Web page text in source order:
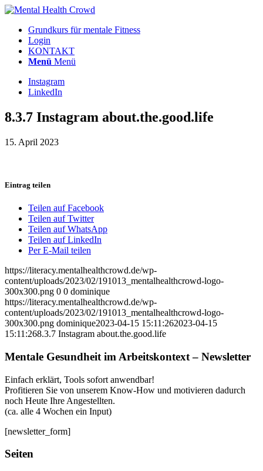
Grundkurs für mentale Fitness
Login
KONTAKT
Menü Menü
Instagram
LinkedIn
8.3.7 Instagram about.the.good.life
15. April 2023
Eintrag teilen
Teilen auf Facebook
Teilen auf Twitter
Teilen auf WhatsApp
Teilen auf LinkedIn
Per E-Mail teilen
https://literacy.mentalhealthcrowd.de/wp-
content/uploads/2023/02/191013_mentalhealthcrowd-logo-
300x300.png 0 0 dominique
https://literacy.mentalhealthcrowd.de/wp-
content/uploads/2023/02/191013_mentalhealthcrowd-logo-
300x300.png dominique2023-04-15 15:11:262023-04-15
15:11:268.3.7 Instagram about.the.good.life
Mentale Gesundheit im Arbeitskontext – Newsletter
Einfach erklärt, Tools sofort anwendbar!
Profitieren Sie von unserem Know-How und motivieren dadurch
noch Heute Ihre Angestellten.
(ca. alle 4 Wochen ein Input)
[newsletter_form]
Seiten